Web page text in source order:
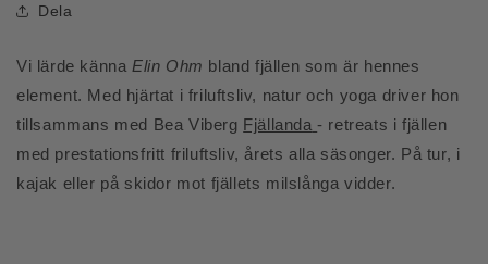
Dela
Vi lärde känna Elin Ohm bland fjällen som är hennes
element. Med hjärtat i friluftsliv, natur och yoga driver hon
tillsammans med Bea Viberg Fjällanda - retreats i fjällen
med prestationsfritt friluftsliv, årets alla säsonger. På tur, i
kajak eller på skidor mot fjällets milslånga vidder.